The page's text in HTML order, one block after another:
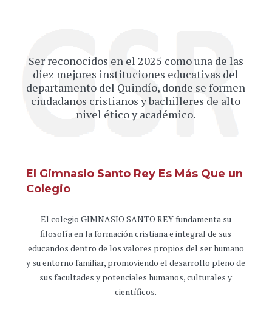
Ser reconocidos en el 2025 como una de las
diez mejores instituciones educativas del
departamento del Quindío, donde se formen
ciudadanos cristianos y bachilleres de alto
nivel ético y académico.
El Gimnasio Santo Rey Es Más Que un
Colegio
El colegio GIMNASIO SANTO REY fundamenta su
filosofía en la formación cristiana e integral de sus
educandos dentro de los valores propios del ser humano
y su entorno familiar, promoviendo el desarrollo pleno de
sus facultades y potenciales humanos, culturales y
científicos.